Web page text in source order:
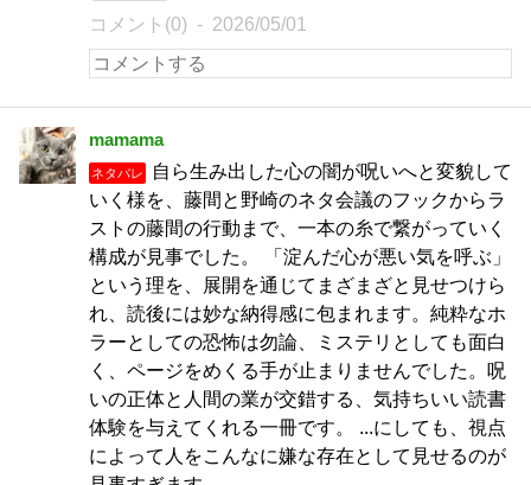
コメント(0) 2026/05/01
mamama
ネタバレ
自ら生み出した心の闇が呪いへと変貌して
いく様を、藤間と野崎のネタ会議のフックからラ
ストの藤間の行動まで、一本の糸で繋がっていく
構成が見事でした。 「淀んだ心が悪い気を呼ぶ」
という理を、展開を通じてまざまざと見せつけら
れ、読後には妙な納得感に包まれます。純粋なホ
ラーとしての恐怖は勿論、ミステリとしても面白
く、ページをめくる手が止まりませんでした。呪
いの正体と人間の業が交錯する、気持ちいい読書
体験を与えてくれる一冊です。 ...にしても、視点
によって人をこんなに嫌な存在として見せるのが